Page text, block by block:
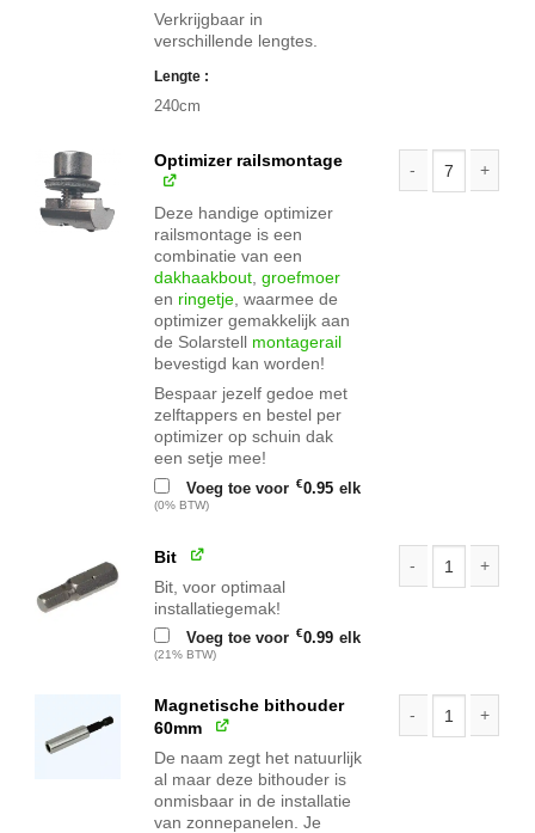
Verkrijgbaar in
verschillende lengtes.
Lengte
240cm
Optimizer railsmontage
Deze handige optimizer
railsmontage is een
combinatie van een
dakhaakbout ,groefmoer
en ringetje , waarmee de
optimizer gemakkelijk aan
de Solarstell montagerail
bevestigd kan worden!
Bespaar jezelf gedoe met
zelftappers en bestel per
optimizer op schuin dak
een setje mee!
Voeg toe voor €0.95 elk
(0% BTW)
Bit
Bit, voor optimaal
installatiegemak!
Voeg toe voor €0.99 elk
(21% BTW)
Magnetische bithouder
60mm
De naam zegt het natuurlijk
al maar deze bithouder is
onmisbaar in de installatie
van zonnepanelen. Je